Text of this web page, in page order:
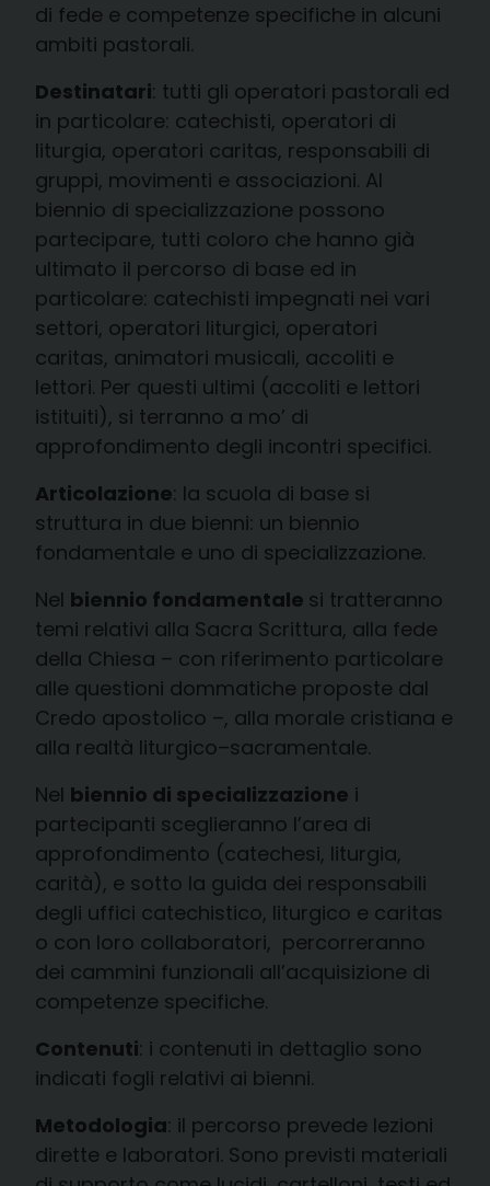
di fede e competenze specifiche in alcuni
ambiti pastorali.
Destinatari: tutti gli operatori pastorali ed
in particolare: catechisti, operatori di
liturgia, operatori caritas, responsabili di
gruppi, movimenti e associazioni. Al
biennio di specializzazione possono
partecipare, tutti coloro che hanno già
ultimato il percorso di base ed in
particolare: catechisti impegnati nei vari
settori, operatori liturgici, operatori
caritas, animatori musicali, accoliti e
lettori. Per questi ultimi (accoliti e lettori
istituiti), si terranno a mo’ di
approfondimento degli incontri specifici.
Articolazione: la scuola di base si
struttura in due bienni: un biennio
fondamentale e uno di specializzazione.
Nel biennio fondamentale si tratteranno
temi relativi alla Sacra Scrittura, alla fede
della Chiesa – con riferimento particolare
alle questioni dommatiche proposte dal
Credo apostolico –, alla morale cristiana e
alla realtà liturgico–sacramentale.
Nel biennio di specializzazione i
partecipanti sceglieranno l’area di
approfondimento (catechesi, liturgia,
carità), e sotto la guida dei responsabili
degli uffici catechistico, liturgico e caritas
o con loro collaboratori, percorreranno
dei cammini funzionali all’acquisizione di
competenze specifiche.
Contenuti: i contenuti in dettaglio sono
indicati fogli relativi ai bienni.
Metodologia: il percorso prevede lezioni
dirette e laboratori. Sono previsti materiali